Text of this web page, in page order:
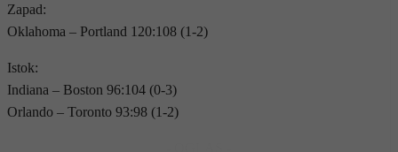
Zapad:
Oklahoma – Portland 120:108 (1-2)
Istok:
Indiana – Boston 96:104 (0-3)
Orlando – Toronto 93:98 (1-2)